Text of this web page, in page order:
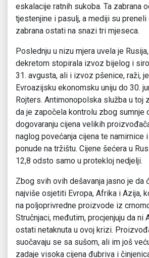
eskalacije ratnih sukoba. Ta zabrana
tjestenjine i pasulj, a mediji su
zabrana ostati na snazi tri mjeseca.
Poslednju u nizu mjera uvela je
dekretom stopirala izvoz bijelog i
31. avgusta, ali i izvoz pšenice, raži,
Evroazijsku ekonomsku uniju do 30.
Rojters. Antimonopolska služba u toj
da je započela kontrolu zbog sumnje
dogovaranju cijena velikih
naglog povećanja cijena te namirnice
ponude na tržištu. Cijene šećera u
12,8 odsto samo u protekloj nedjelji.
Zbog svih ovih dešavanja jasno je da
najviše osjetiti Evropa, Afrika i Azija,
na poljoprivredne proizvode iz
Stručnjaci, međutim, procjenjuju da ni
ostati netaknuta u ovoj krizi.
suočavaju se sa sušom, ali im još
zadaje visoka cijena đubriva i